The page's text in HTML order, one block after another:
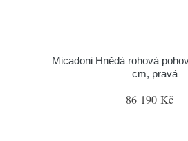
Micadoni Hnědá rohová
cm, pravá
86 190 Kč